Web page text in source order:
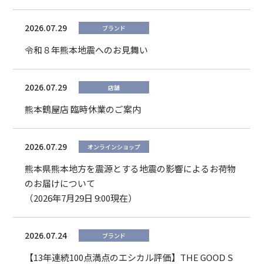
2026.07.29 ブランド
令和８年熊本地震へのお見舞い
2026.07.29 店舗
熊本鶴屋店 臨時休業のご案内
2026.07.29 オンラインショップ
熊本県熊本地方を震源とする地震の影響によるお荷物
のお届けについて
（2026年7月29日 9:00現在）
2026.07.24 ブランド
【13年連続100点満点のエシカル評価】THE GOOD S